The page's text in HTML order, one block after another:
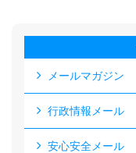
メールマガジン
行政情報メール
安心安全メール